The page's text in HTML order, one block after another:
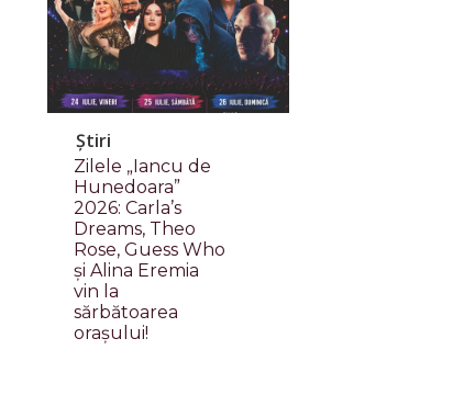
Știri
Zilele „Iancu de
Hunedoara”
2026: Carla’s
Dreams, Theo
Rose, Guess Who
și Alina Eremia
vin la
sărbătoarea
orașului!